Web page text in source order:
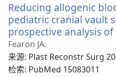
Reducing allogenic
pediatric cranial vault
prospective analysis
Fearon JA.
来源‎: Plast Reconstr Surg
检索‎: PubMed 15083011